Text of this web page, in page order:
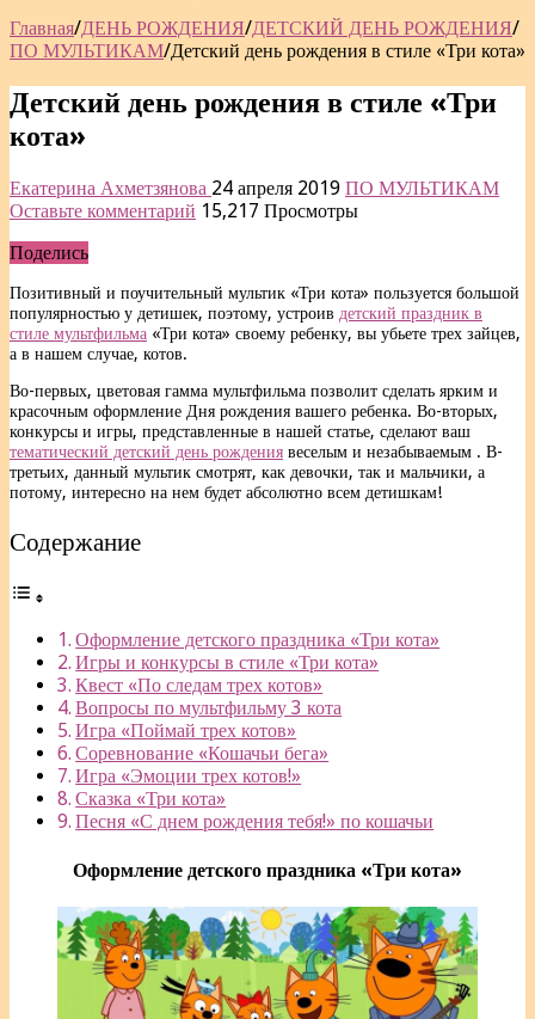
Главная/ДЕНЬ РОЖДЕНИЯ/ДЕТСКИЙ ДЕНЬ РОЖДЕНИЯ/
ПО МУЛЬТИКАМ/Детский день рождения в стиле «Три кота»
Детский день рождения в стиле «Три
кота»
Екатерина Ахметзянова 24 апреля 2019 ПО МУЛЬТИКАМ
Оставьте комментарий 15,217 Просмотры
Поделись
Позитивный и поучительный мультик «Три кота» пользуется большой
популярностью у детишек, поэтому, устроив детский праздник в
стиле мультфильма «Три кота» своему ребенку, вы убьете трех зайцев,
а в нашем случае, котов.
Во-первых, цветовая гамма мультфильма позволит сделать ярким и
красочным оформление Дня рождения вашего ребенка. Во-вторых,
конкурсы и игры, представленные в нашей статье, сделают ваш
тематический детский день рождения веселым и незабываемым . В-
третьих, данный мультик смотрят, как девочки, так и мальчики, а
потому, интересно на нем будет абсолютно всем детишкам!
Содержание
Оформление детского праздника «Три кота»
Игры и конкурсы в стиле «Три кота»
Квест «По следам трех котов»
Вопросы по мультфильму 3 кота
Игра «Поймай трех котов»
Соревнование «Кошачьи бега»
Игра «Эмоции трех котов!»
Сказка «Три кота»
Песня «С днем рождения тебя!» по кошачьи
Оформление детского праздника «Три кота»